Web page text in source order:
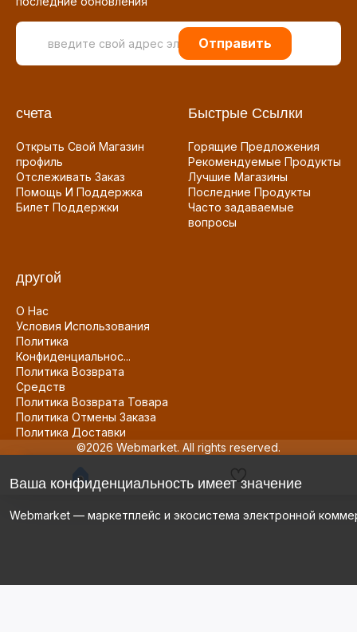
Отправить
счета
Открыть Свой Магазин
профиль
Отслеживать Заказ
Помощь И Поддержка
Билет Поддержки
Быстрые Ссылки
Горящие Предложения
Рекомендуемые Продукты
Лучшие Магазины
Последние Продукты
Часто задаваемые
вопросы
другой
О Нас
Условия Использования
Политика
Конфиденциальнос...
Политика Возврата
Средств
Политика Возврата Товара
Политика Отмены Заказа
Политика Доставки
©2026 Webmarket. All rights reserved.
Ваша конфиденциальность имеет значение
Webmarket — маркетплейс и экосистема электронной